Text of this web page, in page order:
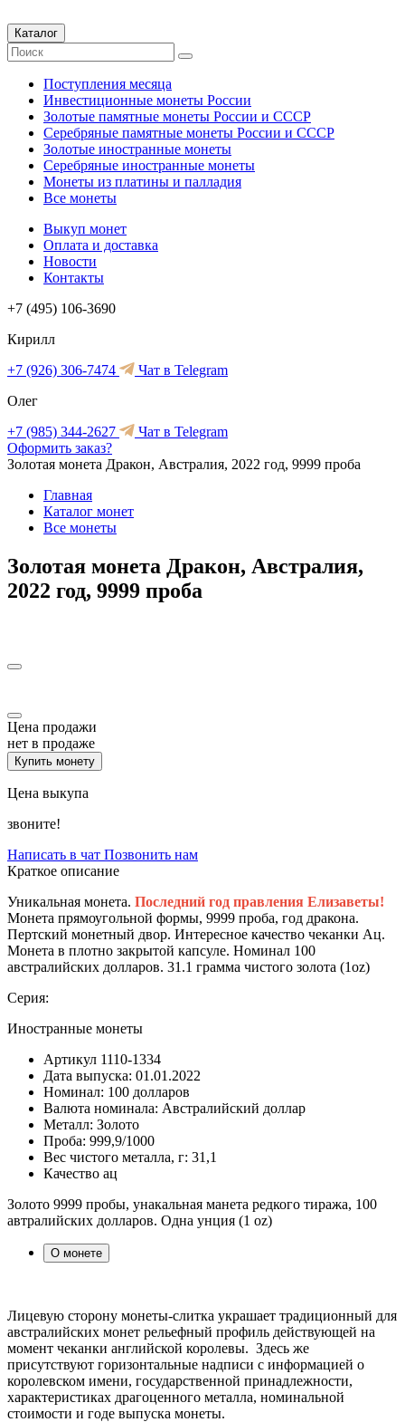
Каталог
Поступления месяца
Инвестиционные монеты России
Золотые памятные монеты России и СССР
Серебряные памятные монеты России и СССР
Золотые иностранные монеты
Серебряные иностранные монеты
Монеты из платины и палладия
Все монеты
Выкуп монет
Оплата и доставка
Новости
Контакты
+7 (495) 106-3690
Кирилл
+7 (926) 306-7474
Чат в Telegram
Олег
+7 (985) 344-2627
Чат в Telegram
Оформить заказ?
Золотая монета Дракон, Австралия, 2022 год, 9999 проба
Главная
Каталог монет
Все монеты
Золотая монета Дракон, Австралия,
2022 год, 9999 проба
Цена продажи
нет в продаже
Купить монету
Цена выкупа
звоните!
Написать в чат Позвонить нам
Краткое описание
Уникальная монета. Последний год правления Елизаветы!
Монета прямоугольной формы, 9999 проба, год дракона.
Пертский монетный двор. Интересное качество чеканки Ац.
Монета в плотно закрытой капсуле. Номинал 100
австралийских долларов. 31.1 грамма чистого золота (1oz)
Серия:
Иностранные монеты
Артикул 1110-1334
Дата выпуска: 01.01.2022
Номинал: 100 долларов
Валюта номинала: Австралийский доллар
Металл: Золото
Проба: 999,9/1000
Вес чистого металла, г: 31,1
Качество ац
Золото 9999 пробы, унакальная манета редкого тиража, 100
автралийских долларов. Одна унция (1 oz)
О монете
Лицевую сторону монеты-слитка украшает традиционный для
австралийских монет рельефный профиль действующей на
момент чеканки английской королевы. Здесь же
присутствуют горизонтальные надписи с информацией о
королевском имени, государственной принадлежности,
характеристиках драгоценного металла, номинальной
стоимости и годе выпуска монеты.